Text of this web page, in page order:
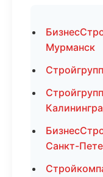
Мурманск
Санкт-